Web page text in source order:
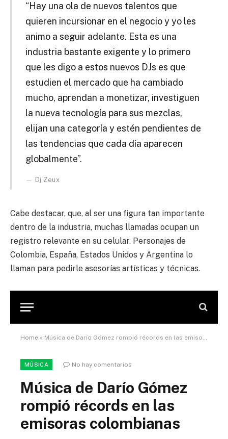
“Hay una ola de nuevos talentos que
quieren incursionar en el negocio y yo les
animo a seguir adelante. Esta es una
industria bastante exigente y lo primero
que les digo a estos nuevos DJs es que
estudien el mercado que ha cambiado
mucho, aprendan a monetizar, investiguen
la nueva tecnología para sus mezclas,
elijan una categoría y estén pendientes de
las tendencias que cada día aparecen
globalmente”.
Dj Zeux
Cabe destacar, que, al ser una figura tan importante
dentro de la industria, muchas llamadas ocupan un
registro relevante en su celular. Personajes de
Colombia, España, Estados Unidos y Argentina lo
llaman para pedirle asesorías artísticas y técnicas.